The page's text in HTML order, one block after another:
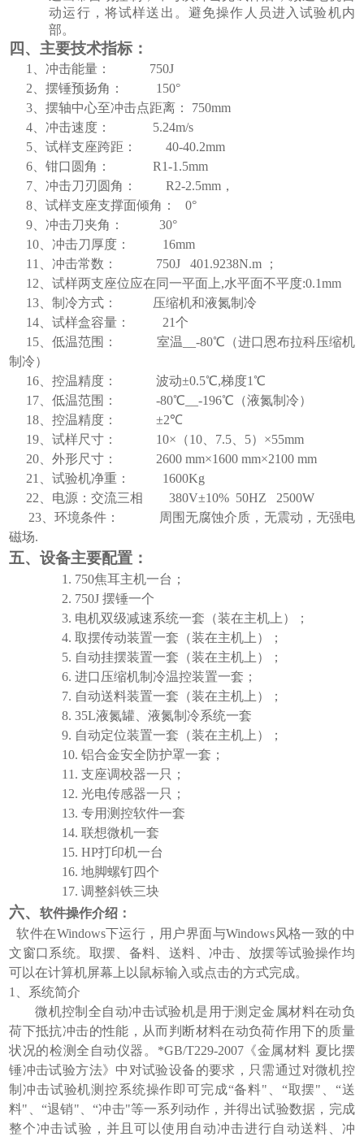
动运行，将试样送出。避免操作人员进入试验机内
部。
四、主要技术指标 ：
1、冲击能量： 750J
2、摆锤预扬角： 150°
3、摆轴中心至冲击点距离： 750mm
4、冲击速度： 5.24m/s
5、试样支座跨距：40-40.2mm
6、钳口圆角：R1-1.5mm
7、冲击刀刃圆角：R2-2.5mm ，
8、试样支座支撑面倾角： 0°
9、冲击刀夹角： 30°
10、冲击刀厚度： 16mm
11、冲击常数： 750J 401.9238N.m
；
12、试样两支座位应在同一平面上,水平面不平度:0.1mm
13、制冷方式： 压缩机和液氮制冷
14、试样盒容量： 21个
15、低温范围： 室温__-80℃（进口恩布拉科压缩机
制冷）
16、控温精度： 波动±0.5℃,梯度1℃
17、低温范围： -80℃__-196℃（液氮制冷）
18、控温精度：±2℃
19、试样尺寸： 10×（10、7.5、5）×55mm
20、外形尺寸： 2600 mm×1600 mm×2100 mm
21、试验机净重： 1600Kg
22、电源：交流三相
380V±10% 50HZ 2500W
23、环境条件： 周围无腐蚀介质，无震动，无强电
磁场.
五、设备主要配置：
1. 750焦耳主机一台；
2. 750J摆锤一个
3. 电机双级减速系统一套（装在主机上）；
4.取摆传动装置一套（装在主机上）；
5. 自动挂摆装置一套（装在主机上）；
6.进口压缩机制冷温控装置一套；
7. 自动送料装置一套（装在主机上）；
8.35L液氮罐、液氮制冷系统一套
9. 自动定位装置一套（装在主机上）；
10.铝合金安全防护罩一套；
11.支座调校器一只；
12.光电传感器一只；
13.专用测控软件一套
14.联想微机一套
15.HP打印机一台
16.地脚螺钉四个
17.调整斜铁三块
六、软件操作介绍：
软件在Windows下运行，用户界面与Windows风格一致的中
文窗口系统。取摆、备料、送料、冲击、放摆等试验操作均
可以在计算机屏幕上以鼠标输入或点击的方式完成。
1、系统简介
微机控制全自动冲击试验机是用于测定金属材料在动负
荷下抵抗冲击的性能，从而判断材料在动负荷作用下的质量
状况的检测全自动仪器。 *GB/T229-2007《金属材料 夏比摆
锤冲击试验方法》中对试验设备的要求，只需通过对微机控
制冲击试验机测控系统操作即可完成“备料"、“取摆"、“送
料"、“退销"、“冲击"等一系列动作，并得出试验数据，完成
整个冲击试验，并且可以使用自动冲击进行自动送料、冲